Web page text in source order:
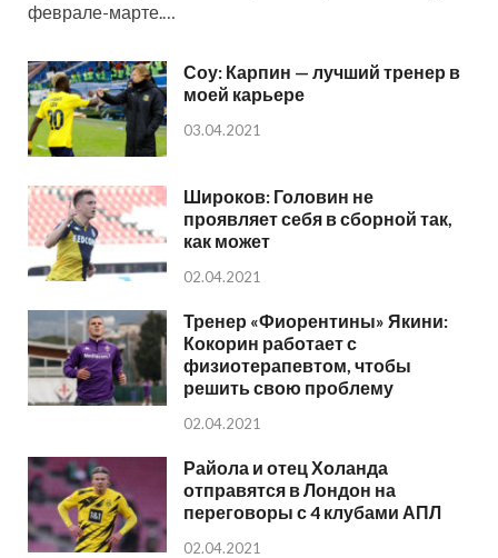
феврале-марте.…
Соу: Карпин — лучший тренер в
моей карьере
03.04.2021
Широков: Головин не
проявляет себя в сборной так,
как может
02.04.2021
Тренер «Фиорентины» Якини:
Кокорин работает с
физиотерапевтом, чтобы
решить свою проблему
02.04.2021
Райола и отец Холанда
отправятся в Лондон на
переговоры с 4 клубами АПЛ
02.04.2021